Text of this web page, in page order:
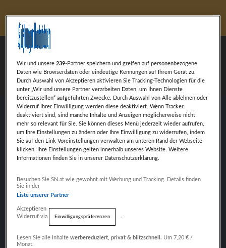
Billy Redstone
VORHERIGER BEITRAG
NÄCHSTER BEITRAG
JAMES SCOTT
Wir und unsere239-Partner speichern und greifen auf personenbezogene
Daten wie Browserdaten oder eindeutige Kennungen auf Ihrem Gerät zu.
Durch Auswahl von Akzeptieren aktivieren Sie Tracking-Technologien für die
unter „Wir und unsere Partner verarbeiten Daten, um Ihnen Dienste
bereitzustellen“ aufgeführten Zwecke. Durch Auswahl von Alle ablehnen oder
Widerruf Ihrer Einwilligung werden diese deaktiviert. Wenn Tracker
deaktiviert sind, sind manche Inhalte und Anzeigen möglicherweise nicht
mehr so relevant für Sie. Sie können dieses Menü jederzeit wieder aufrufen,
um Ihre Einstellungen zu ändern oder Ihre Einwilligung zu widerrufen, indem
Sie auf den Link Voreinstellungen verwalten am unteren Rand der Webseite
klicken. Ihre Einstellungen gelten innerhalb unseres Website. Weitere
Informationen finden Sie in unserer Datenschutzerklärung.
Besuchen Sie SN.at wie gewohnt mit Werbung und Tracking. Details finden
Sie in der
Liste unserer Partner
Akzeptieren
Widerruf via
Einwilligungspräferenzen
Lesen Sie alle Inhaltewerbereduziert, privat & blitzschnell. Um 7,20 € /
Monat.